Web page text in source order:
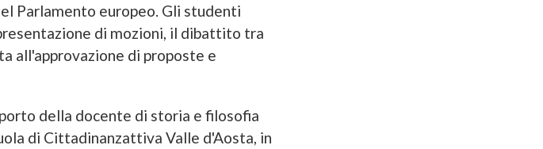
Parlamento europeo. Gli studenti
di mozioni, il dibattito tra
all'approvazione di proposte e
della docente di storia e filosofia
di Cittadinanzattiva Valle d'Aosta, in